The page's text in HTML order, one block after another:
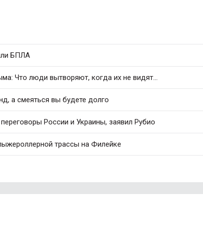
БПЛА
Что люди вытворяют, когда их не видят...
а смеяться вы будете долго
России и Украины, заявил Рубио
трассы на Филейке